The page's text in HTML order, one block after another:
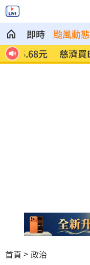
即時 颱風動態
元
慈濟買BNT被
聖
首頁 政治